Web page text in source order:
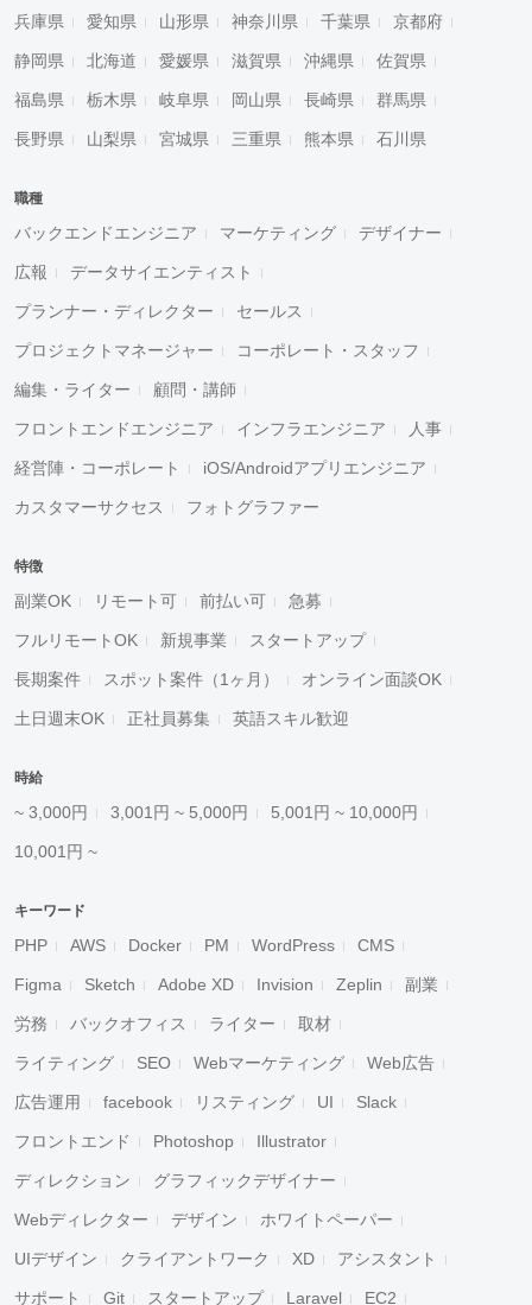
兵庫県 愛知県 山形県 神奈川県 千葉県 京都府
静岡県 北海道 愛媛県 滋賀県 沖縄県 佐賀県
福島県 栃木県 岐阜県 岡山県 長崎県 群馬県
長野県 山梨県 宮城県 三重県 熊本県 石川県
職種
バックエンドエンジニア マーケティング デザイナー
広報 データサイエンティスト
プランナー・ディレクター セールス
プロジェクトマネージャー コーポレート・スタッフ
編集・ライター 顧問・講師
フロントエンドエンジニア インフラエンジニア 人事
経営陣・コーポレート iOS/Androidアプリエンジニア
カスタマーサクセス フォトグラファー
特徴
副業OK リモート可 前払い可 急募
フルリモートOK 新規事業 スタートアップ
長期案件 スポット案件（1ヶ月） オンライン面談OK
土日週末OK 正社員募集 英語スキル歓迎
時給
~ 3,000円 3,001円 ~ 5,000円 5,001円 ~ 10,000円
10,001円 ~
キーワード
PHP AWS Docker PM WordPress CMS
Figma Sketch Adobe XD Invision Zeplin 副業
労務 バックオフィス ライター 取材
ライティング SEO Webマーケティング Web広告
広告運用 facebook リスティング UI Slack
フロントエンド Photoshop Illustrator
ディレクション グラフィックデザイナー
Webディレクター デザイン ホワイトペーパー
UIデザイン クライアントワーク XD アシスタント
サポート Git スタートアップ Laravel EC2